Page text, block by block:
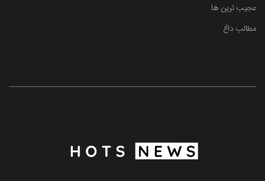
عجیب ترین ها
مطالب داغ